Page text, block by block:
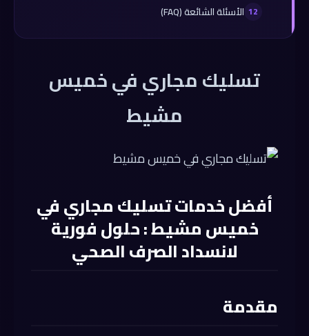
الأسئلة الشائعة (FAQ)
تسليك مجاري في خميس
مشيط
أفضل خدمات تسليك مجاري في
خميس مشيط : حلول فورية
لانسداد الصرف الصحي
مقدمة